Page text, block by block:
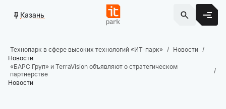
Казань
Технопарк в сфере высоких технологий «ИТ-парк»
Новости
Новости
«БАРС Груп» и TerraVision объявляют о стратегическом
партнерстве
Новости